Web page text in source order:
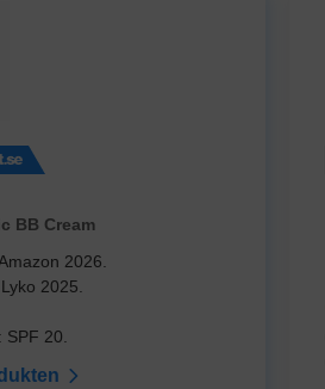
BB Cream
2026.
2025.
20.